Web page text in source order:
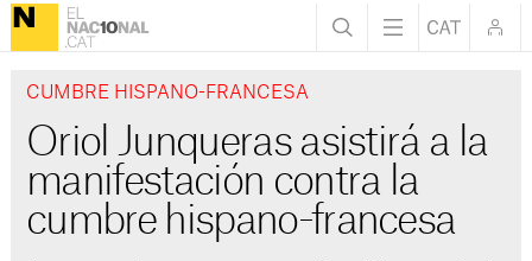
CUMBRE HISPANO-FRANCESA
Oriol Junqueras asistirá a la
manifestación contra la
cumbre hispano-francesa